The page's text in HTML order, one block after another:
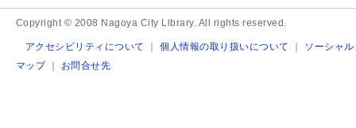
Copyright © 2008 Nagoya City Library. All rights reserved.
アクセシビリティについて ｜個人情報の取り扱いについて ｜ ソーシャ
マップ｜ お問合せ先